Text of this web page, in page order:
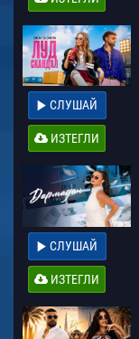
СЛУШАЙ
ИЗТЕГЛИ
СЛУШАЙ
ИЗТЕГЛИ